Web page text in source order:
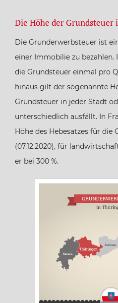
Berlin
Brandenburg
Bremen
Hamburg
Hessen
Mecklenburg-
Niedersachsen
Nordrhein-Westfalen
Rheinland-Pfalz
Saarland
Die Höhe der Grundsteuer
Die Grunderwerbsteuer ist
einer Immobilie zu bezahlen.
die Grundsteuer einmal pro
hinaus gilt der sogenannte
Grundsteuer in jeder Stadt
unterschiedlich ausfällt. In
Höhe des Hebesatzes für die
(07.12.2020), für
er bei 300 %.